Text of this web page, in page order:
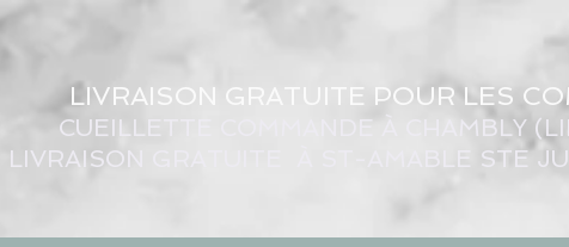
LIVRAISON GRATUITE POUR LES
CUEILLETTE COMMANDE À CHAMBLY
LIVRAISON GRATUITE À ST-AMABLE STE